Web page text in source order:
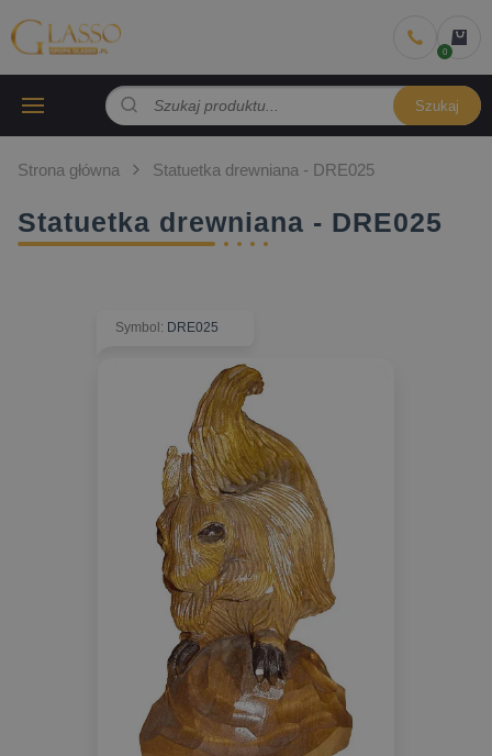
Szukaj
Strona główna Statuetka drewniana - DRE025
Statuetka drewniana - DRE025
Symbol : DRE025